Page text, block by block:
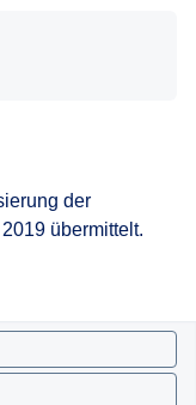
der
übermittelt.